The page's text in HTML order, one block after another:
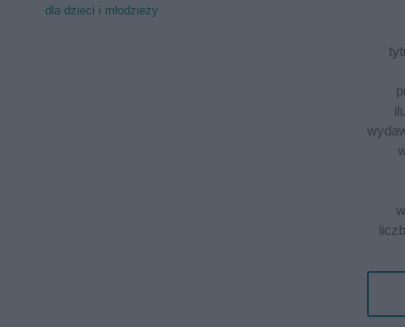
dla dzieci i młodzieży